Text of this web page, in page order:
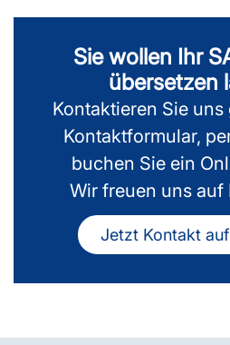
Sie wollen Ihr
übersetzen
Kontaktieren Sie
Kontaktformular,
buchen Sie ein
Wir freuen uns auf
Jetzt Kontakt